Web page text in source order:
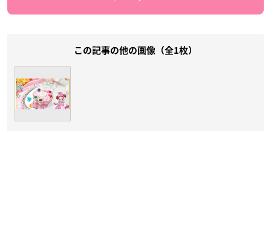
この記事の他の画像（全1枚）